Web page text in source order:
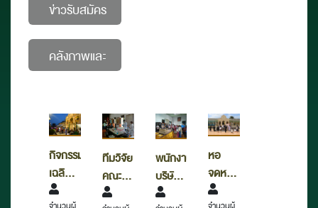
ข่าวรับสมัคร
งาน
คลังภาพและ
กิจกรรม
กิจกรรม
เฉลิมพระเกียรติ
สมเด็จ
ทีมวิจัย
คณะ
วิทยาศาสตร์
พนักงาน
บริษัท
SCG
หอ
จดหมายเหตุ
แห่ง